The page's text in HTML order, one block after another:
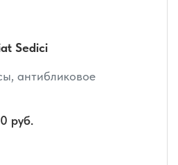
Sedici
антибликовое
руб.